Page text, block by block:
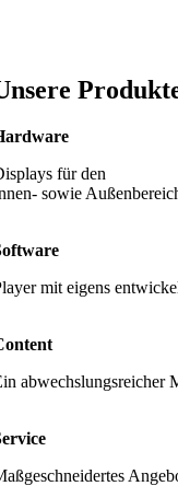
für den
sowie
mit eigens
abwechslungsreicher